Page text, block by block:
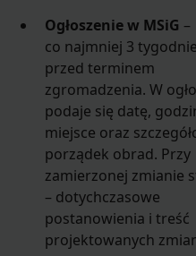
Ogłoszenie w MSiG –
co najmniej 3 tygodnie
przed terminem
zgromadzenia. W
podaje się datę,
miejsce oraz
porządek obrad. Przy
zamierzonej zmianie
– dotychczasowe
postanowienia i treść
projektowanych